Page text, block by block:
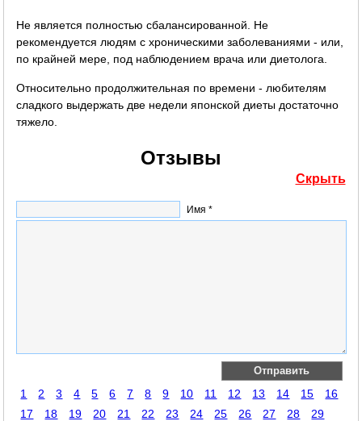
Не является полностью сбалансированной. Не
рекомендуется людям с хроническими заболеваниями - или,
по крайней мере, под наблюдением врача или диетолога.
Относительно продолжительная по времени - любителям
сладкого выдержать две недели японской диеты достаточно
тяжело.
Отзывы
Скрыть
Имя *
1 2 3 4 5 6 7 8 9 10 11 12 13 14 15
16
17
18 19 20 21 22 23 24 25 26 27 28
29